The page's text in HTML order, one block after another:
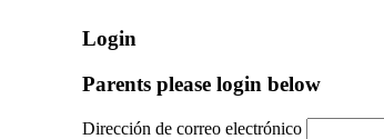
Login
Parents please login below
Dirección de correo electrónico